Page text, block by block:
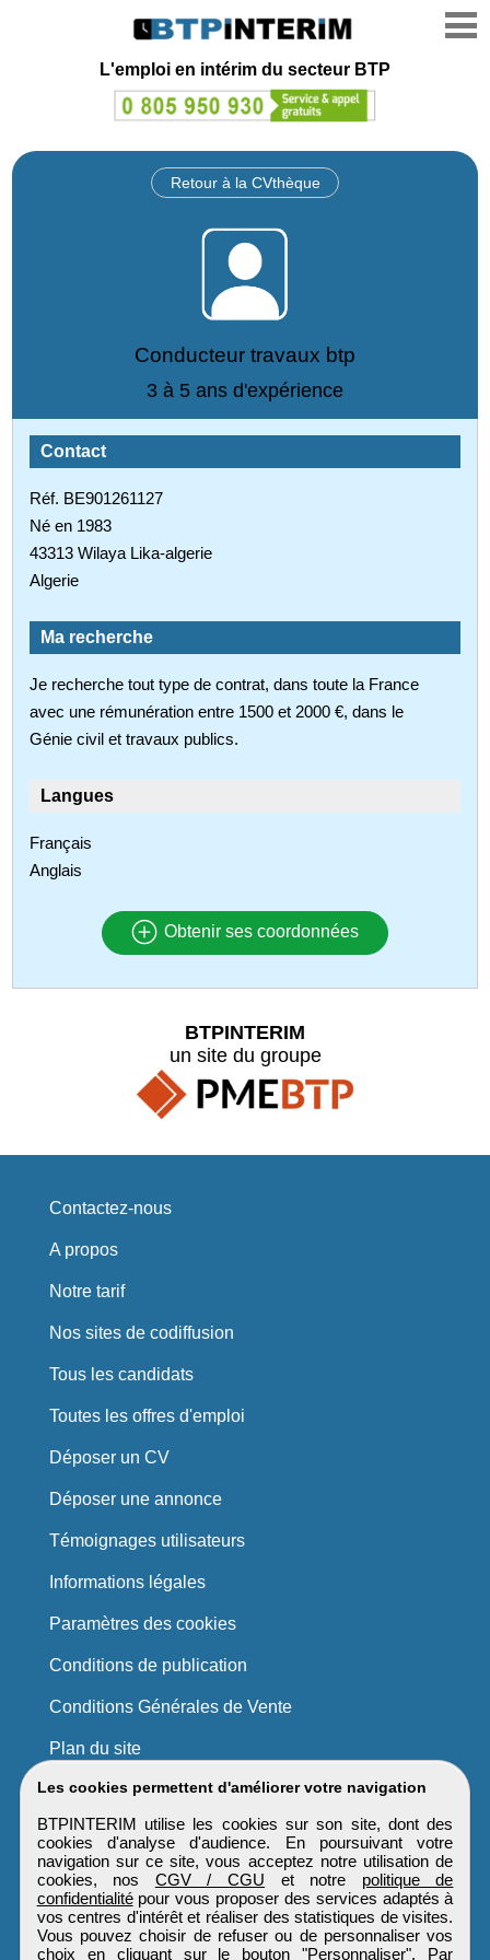
L'emploi en intérim du secteur BTP
Retour à la CVthèque
Conducteur travaux btp
3 à 5 ans d'expérience
Contact
Réf. BE901261127
Né en 1983
43313 Wilaya Lika-algerie
Algerie
Ma recherche
Je recherche tout type de contrat, dans toute la France
avec une rémunération entre 1500 et 2000 €, dans le
Génie civil et travaux publics.
Langues
Français
Anglais
Obtenir ses coordonnées
Les cookies permettent d'améliorer votre navigation
BTPINTERIM utilise les cookies sur son site, dont des
cookies d'analyse d'audience. En poursuivant votre
navigation sur ce site, vous acceptez notre utilisation de
cookies, nos CGV / CGU et notre politique de
confidentialitépour vous proposer des services adaptés à
vos centres d'intérêt et réaliser des statistiques de visites.
Vous pouvez choisir de refuser ou de personnaliser vos
choix en cliquant sur le bouton "Personnaliser". Par
BTPINTERIM
un site du groupe
Contactez-nous
A propos
Notre tarif
Nos sites de codiffusion
Tous les candidats
Toutes les offres d'emploi
Déposer un CV
Déposer une annonce
Témoignages utilisateurs
Informations légales
Paramètres des cookies
Conditions de publication
Conditions Générales de Vente
Plan du site